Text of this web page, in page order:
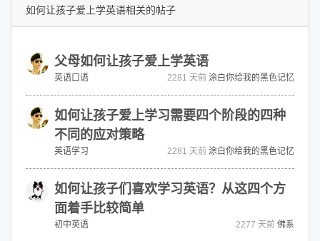
如何让孩子爱上学英语相关的帖子
父母如何让孩子爱上学英语
英语口语 2281 天前 涂白你给我的黑色记忆
如何让孩子爱上学习需要四个阶段的四种
不同的应对策略
英语学习 2281 天前 涂白你给我的黑色记忆
如何让孩子们喜欢学习英语？从这四个方
面着手比较简单
初中英语 2277 天前 佛系